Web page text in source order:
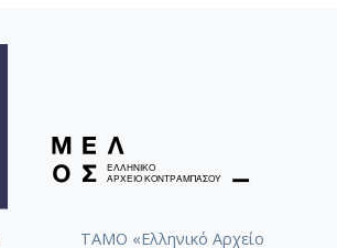
ΤΑΜΟ «Ελληνικό Αρχείο